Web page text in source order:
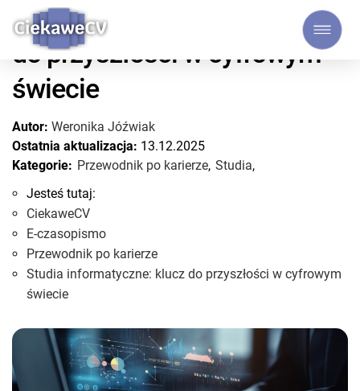
Studia informatyczne: klucz
do przyszłości w cyfrowym
świecie
Autor: Weronika Jóźwiak
Ostatnia aktualizacja: 13.12.2025
Kategorie: Przewodnik po karierze, Studia,
Jesteś tutaj:
CiekaweCV
E-czasopismo
Przewodnik po karierze
Studia informatyczne: klucz do przyszłości w cyfrowym
świecie